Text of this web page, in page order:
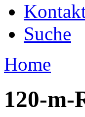
Suche
Home
120-m-